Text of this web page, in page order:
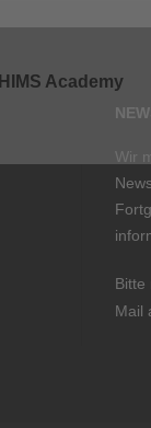
HIMS Academy
Wir
Bitte
Mail